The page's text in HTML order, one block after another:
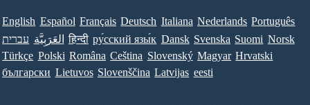
English Español Français Deutsch Italiana Nederlands Português
עברית العَرَبِيَّة हिन्दी ру́сский язы́к Dansk Svenska Suomi Norsk
Türkçe Polski Româna Ceština Slovenský Magyar Hrvatski
български Lietuvos Slovenščina Latvijas eesti